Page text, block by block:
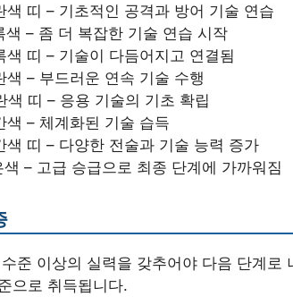
색 띠 – 기초적인 공격과 방어 기술 연습
색 – 좀 더 복잡한 기술 연습 시작
색 띠 – 기술이 다듬어지고 연결됨
색 – 부드러운 연속 기술 수행
색 띠 – 응용 기술의 기초 확립
색 – 체계화된 기술 습득
색 띠 – 다양한 전술과 기술 능력 증가
색 – 고급 승급으로 최종 단계에 가까워짐
준 이상의 실력을 갖추어야 다음 단계로
으로 취득됩니다.